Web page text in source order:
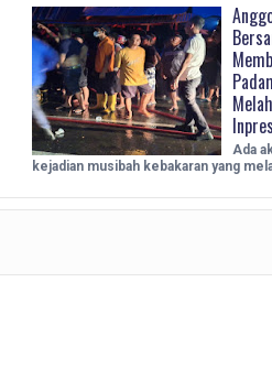
Ada
kejadian musibah kebakaran yang